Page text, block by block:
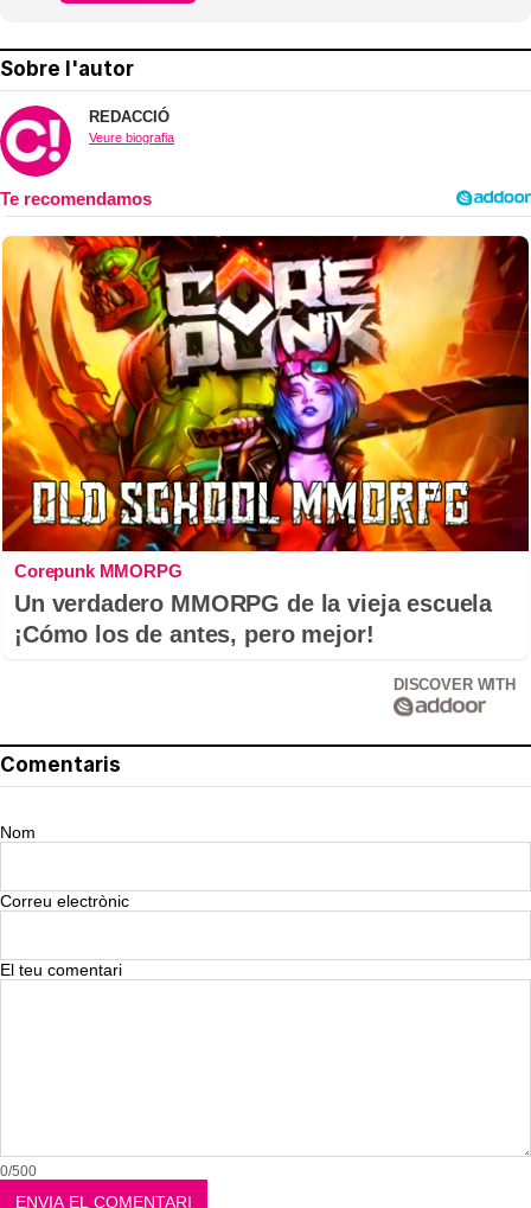
Sobre l'autor
REDACCIÓ
Veure biografia
Corepunk MMORPG
Un verdadero MMORPG de la vieja escuela
¡Cómo los de antes, pero mejor!
DISCOVER WITH
Comentaris
Nom
Correu electrònic
El teu comentari
0/500